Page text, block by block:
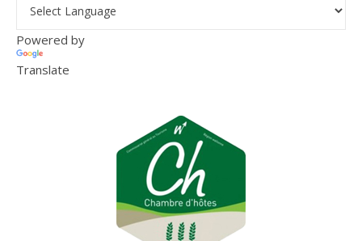
Powered by
Translate